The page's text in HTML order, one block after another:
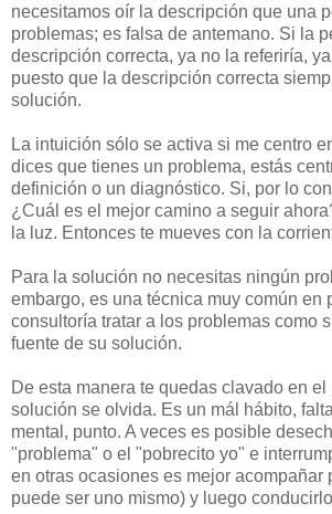
necesitamos oír la descripción que una
problemas; es falsa de antemano. Si la
descripción correcta, ya no la referiría,
puesto que la descripción correcta
solución.
La intuición sólo se activa si me centro
dices que tienes un problema, estás
definición o un diagnóstico. Si, por lo
¿Cuál es el mejor camino a seguir
la luz. Entonces te mueves con la
Para la solución no necesitas ningún
embargo, es una técnica muy común en
consultoría tratar a los problemas como
fuente de su solución.
De esta manera te quedas clavado en el
solución se olvida. Es un mál hábito,
mental, punto. A veces es posible
"problema" o el "pobrecito yo" e
en otras ocasiones es mejor acompañar
puede ser uno mismo) y luego